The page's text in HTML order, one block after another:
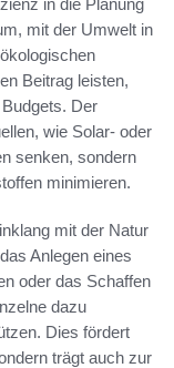
mit der Umwelt in
Beitrag leisten,
Der
wie Solar- oder
senken, sondern
minimieren.
mit der Natur
Anlegen eines
oder das Schaffen
dazu
Dies fördert
trägt auch zur